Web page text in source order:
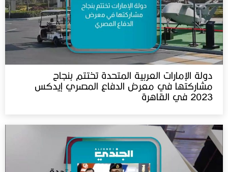
دولة الإمارات العربية المتحدة تختتم بنجاح
مشاركتها في معرض الدفاع المصري إيدكس
2023 في القاهرة